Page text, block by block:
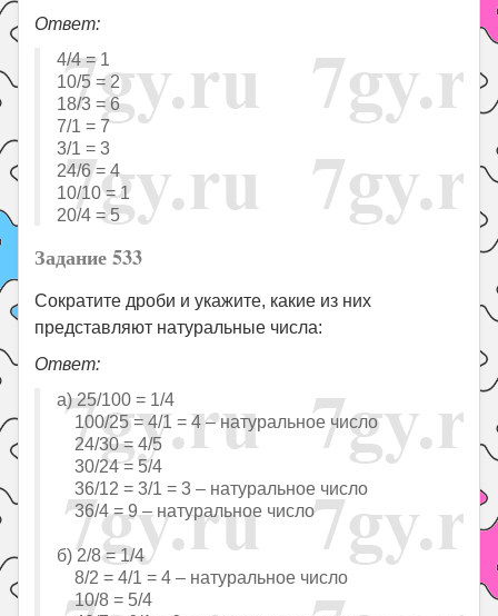
Ответ:
4/4 = 1
10/5 = 2
18/3 = 6
7/1 = 7
3/1 = 3
24/6 = 4
10/10 = 1
20/4 = 5
Задание 533
Сократите дроби и укажите, какие из них
представляют натуральные числа:
Ответ:
а) 25/100 = 1/4
100/25 = 4/1 = 4 – натуральное число
24/30 = 4/5
30/24 = 5/4
36/12 = 3/1 = 3 – натуральное число
36/4 = 9 – натуральное число
б) 2/8 = 1/4
8/2 = 4/1 = 4 – натуральное число
10/8 = 5/4